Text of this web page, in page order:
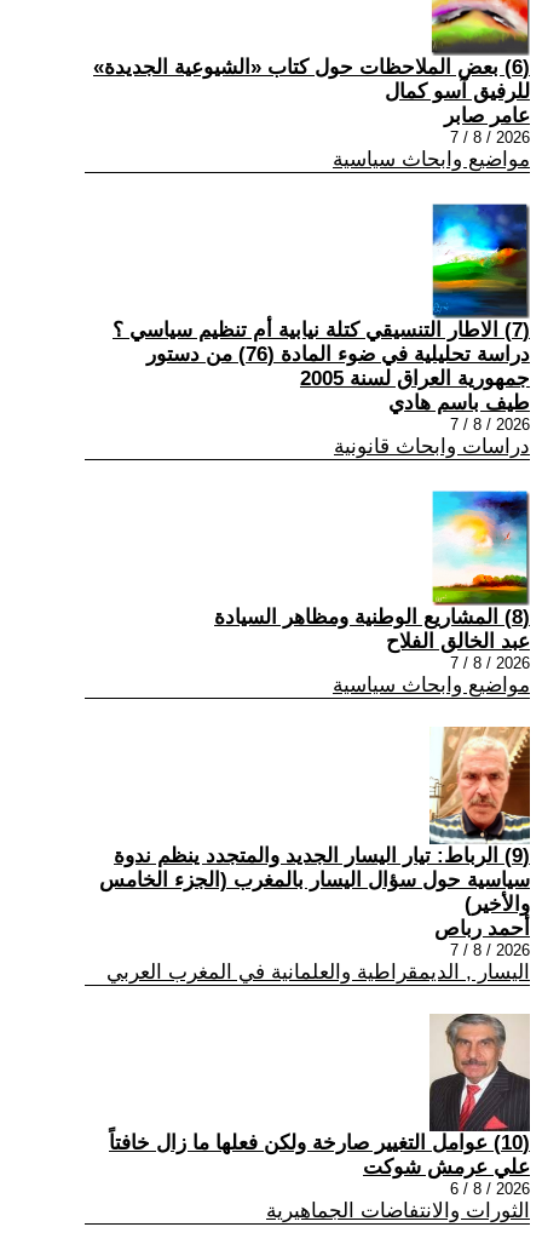
(6) بعض الملاحظات حول كتاب «الشيوعية الجديدة»
للرفيق آسو كمال
عامر صابر
2026 / 8 / 7
مواضيع وابحاث سياسية
(7) الاطار التنسيقي كتلة نيابية أم تنظيم سياسي ؟
دراسة تحليلية في ضوء المادة (76) من دستور
جمهورية العراق لسنة 2005
طيف باسم هادي
2026 / 8 / 7
دراسات وابحاث قانونية
(8) المشاريع الوطنية ومظاهر السيادة
عبد الخالق الفلاح
2026 / 8 / 7
مواضيع وابحاث سياسية
(9) الرباط: تيار اليسار الجديد والمتجدد ينظم ندوة
سياسية حول سؤال اليسار بالمغرب (الجزء الخامس
والأخير)
أحمد رباص
2026 / 8 / 7
اليسار , الديمقراطية والعلمانية في المغرب العربي
(10) عوامل التغيير صارخة ولكن فعلها ما زال خافتاً
علي عرمش شوكت
2026 / 8 / 6
الثورات والانتفاضات الجماهيرية